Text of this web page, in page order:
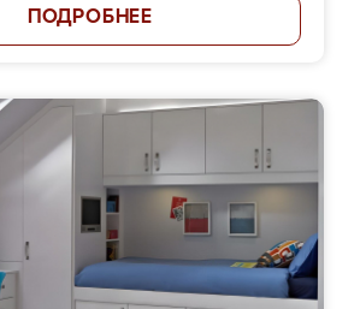
ПОДРОБНЕЕ